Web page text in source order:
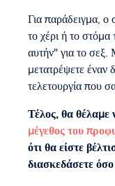
Για παράδειγμα, ο
το χέρι ή το στόμα
αυτήν" για το σεξ.
μετατρέψετε έναν
τελετουργία που
Τέλος, θα θέλαμε
μέγεθος του
ότι θα είστε
διασκεδάσετε